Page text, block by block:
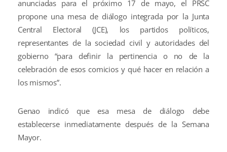
anunciadas para el próximo 17 de mayo, el PRSC
propone una mesa de diálogo integrada por la Junta
Central Electoral (JCE), los partidos políticos,
representantes de la sociedad civil y autoridades del
gobierno “para definir la pertinencia o no de la
celebración de esos comicios y qué hacer en relación a
los mismos”.
Genao indicó que esa mesa de diálogo debe
establecerse inmediatamente después de la Semana
Mayor.